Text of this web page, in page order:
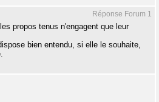
Réponse Forum 1
propos tenus n'engagent que leur
bien entendu, si elle le souhaite,